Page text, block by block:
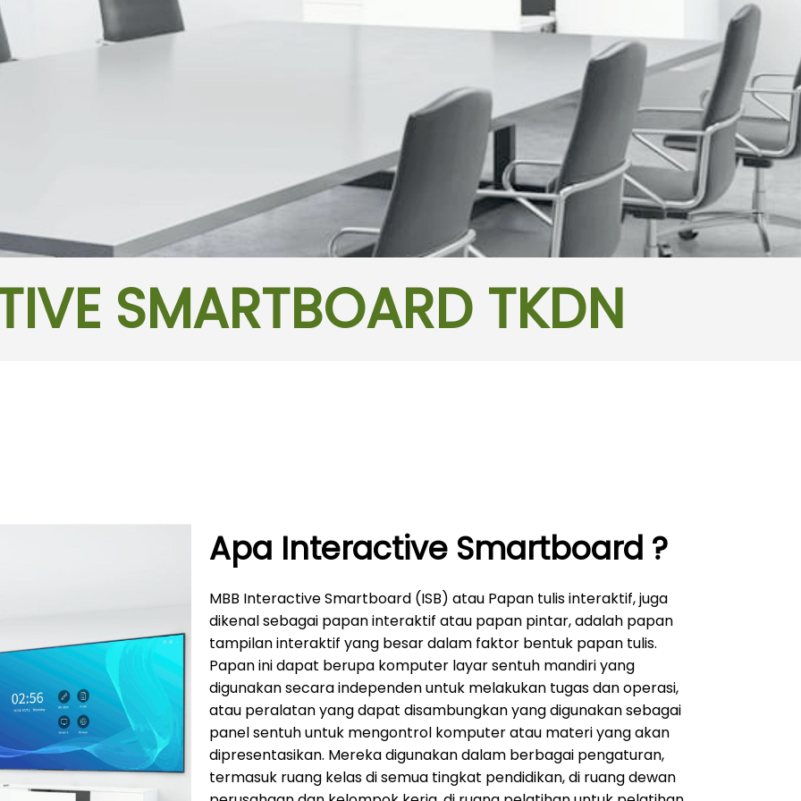
SMARTBOARD TKDN
Apa Interactive Smartboard ?
MBB Interactive Smartboard (ISB) atau Papan tulis interaktif, juga
dikenal sebagai papan interaktif atau papan pintar, adalah papan
tampilan interaktif yang besar dalam faktor bentuk papan tulis.
Papan ini dapat berupa komputer layar sentuh mandiri yang
digunakan secara independen untuk melakukan tugas dan operasi,
atau peralatan yang dapat disambungkan yang digunakan sebagai
panel sentuh untuk mengontrol komputer atau materi yang akan
dipresentasikan. Mereka digunakan dalam berbagai pengaturan,
termasuk ruang kelas di semua tingkat pendidikan, di ruang dewan